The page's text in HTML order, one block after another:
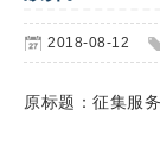
2018-08-12
原标题：征集服